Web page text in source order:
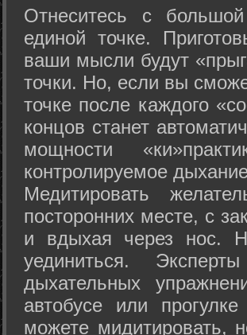
Отнеситесь с
единой точке.
ваши мысли будут
точки. Но, если вы
точке после каждого
концов станет
мощности
контролируемое
Медитировать
посторонних месте, с
и вдыхая через нос.
уединиться.
дыхательных
автобусе или
можете мидитировать,